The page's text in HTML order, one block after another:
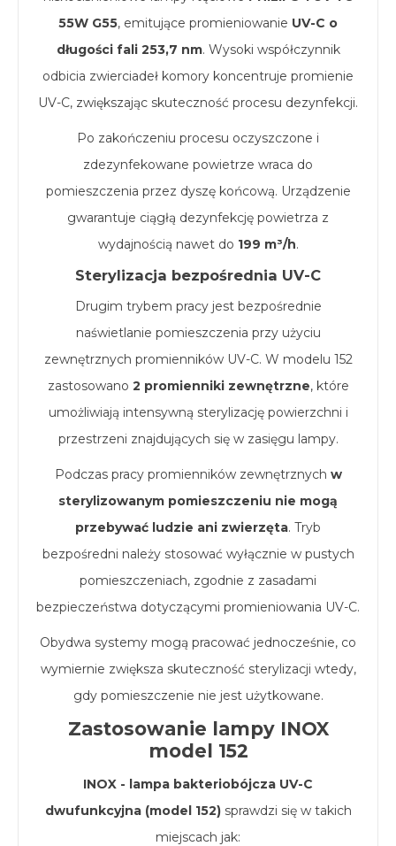
55W G55, emitujące promieniowanie UV-C o
długości fali 253,7 nm. Wysoki współczynnik
odbicia zwierciadeł komory koncentruje promienie
UV-C, zwiększając skuteczność procesu dezynfekcji.
Po zakończeniu procesu oczyszczone i
zdezynfekowane powietrze wraca do
pomieszczenia przez dyszę końcową. Urządzenie
gwarantuje ciągłą dezynfekcję powietrza z
wydajnością nawet do 199 m³/h.
Sterylizacja bezpośrednia UV-C
Drugim trybem pracy jest bezpośrednie
naświetlanie pomieszczenia przy użyciu
zewnętrznych promienników UV-C. W modelu 152
zastosowano 2 promienniki zewnętrzne, które
umożliwiają intensywną sterylizację powierzchni i
przestrzeni znajdujących się w zasięgu lampy.
Podczas pracy promienników zewnętrznych w
sterylizowanym pomieszczeniu nie mogą
przebywać ludzie ani zwierzęta. Tryb
bezpośredni należy stosować wyłącznie w pustych
pomieszczeniach, zgodnie z zasadami
bezpieczeństwa dotyczącymi promieniowania UV-C.
Obydwa systemy mogą pracować jednocześnie, co
wymiernie zwiększa skuteczność sterylizacji wtedy,
gdy pomieszczenie nie jest użytkowane.
Zastosowanie lampy INOX
model 152
INOX - lampa bakteriobójcza UV-C
dwufunkcyjna (model 152)sprawdzi się w takich
miejscach jak: